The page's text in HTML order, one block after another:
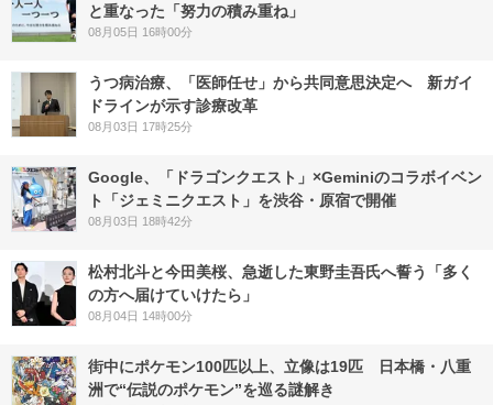
と重なった「努力の積み重ね」
08月05日 16時00分
うつ病治療、「医師任せ」から共同意思決定へ 新ガイ
ドラインが示す診療改革
08月03日 17時25分
Google、「ドラゴンクエスト」×Geminiのコラボイベン
ト「ジェミニクエスト」を渋谷・原宿で開催
08月03日 18時42分
松村北斗と今田美桜、急逝した東野圭吾氏へ誓う「多く
の方へ届けていけたら」
08月04日 14時00分
街中にポケモン100匹以上、立像は19匹 日本橋・八重
洲で“伝説のポケモン”を巡る謎解き